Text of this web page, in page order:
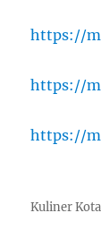
https://
https://
https://
Kuliner